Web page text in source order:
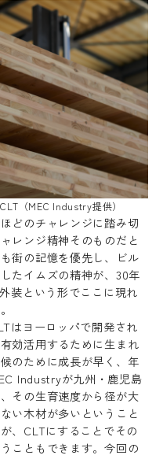
（MEC Industry提供）
どのチャレンジに踏み切
レンジ精神そのものだと
街の記憶を優先し、ビル
たイムズの精神が、30年
装という形でここに現れ
はヨーロッパで開発され
効活用するために生まれ
のために成長が早く、年
Industryが九州・鹿児島
その生育速度から径が大
い木材が多いということ
、CLTにすることでその
こともできます。今回の